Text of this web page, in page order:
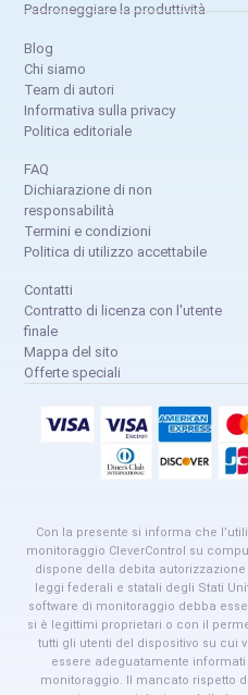
Padroneggiare la produttività
Blog
Chi siamo
Team di autori
Informativa sulla privacy
Politica editoriale
FAQ
Dichiarazione di non
responsabilità
Termini e condizioni
Politica di utilizzo accettabile
Contatti
Contratto di licenza con l'utente
finale
Mappa del sito
Offerte speciali
Con la presente si informa che
monitoraggio CleverControl su
dispone della debita
leggi federali e statali degli Stati
software di monitoraggio debba
si è legittimi proprietari o con il
tutti gli utenti del dispositivo su cui
essere adeguatamente
monitoraggio. Il mancato rispetto